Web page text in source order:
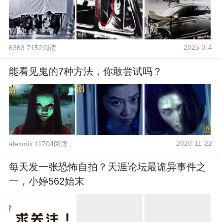
6363 7152阅读 2025-3-4
能看见鬼的7种方法，你敢尝试吗？
alexmix 11704阅读 2020-11-22
每天发一张恐怖自拍？天涯论坛最诡异事件之
一，小婷562始末